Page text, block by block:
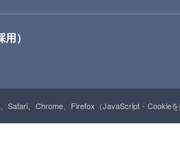
）
Safari、Chrome、Firefox（JavaScript・Cookie